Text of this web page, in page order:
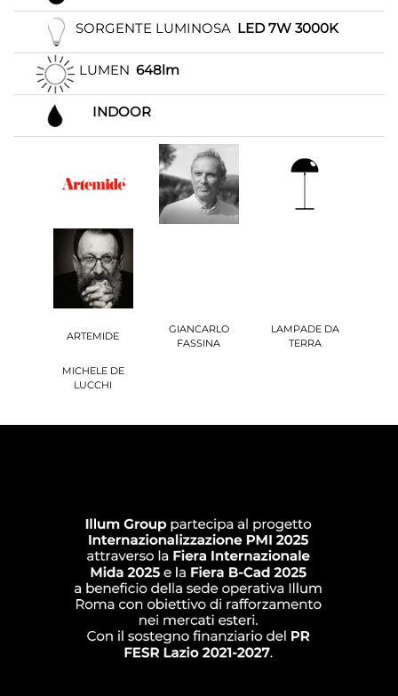
SORGENTE LUMINOSA LED 7W 3000K
LUMEN 648lm
INDOOR
ARTEMIDE
GIANCARLO
FASSINA
LAMPADE DA
TERRA
MICHELE DE
LUCCHI